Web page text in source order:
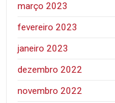
março 2023
fevereiro 2023
janeiro 2023
dezembro 2022
novembro 2022